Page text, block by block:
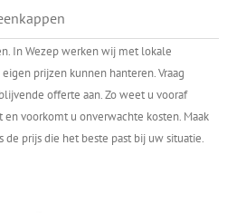
In Wezep werken wij met lokale
prijzen kunnen hanteren. Vraag
offerte aan. Zo weet u vooraf
en voorkomt u onverwachte kosten. Maak
de prijs die het beste past bij uw situatie.